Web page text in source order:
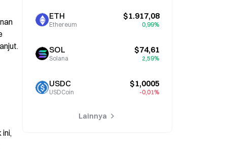
ETH
Ethereum
$1.917,08
0,99%
SOL
Solana
$74,61
2,59%
USDC
USDCoin
$1,0005
-0,01%
Lainnya